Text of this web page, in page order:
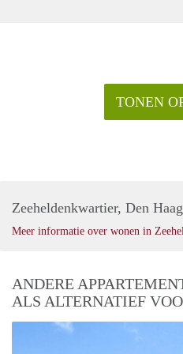
TONEN
Zeeheldenkwartier, Den Haag
Meer informatie over wonen in
ANDERE
ALS ALTERNATIEF